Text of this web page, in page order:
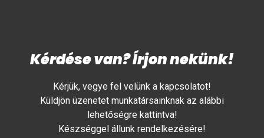
Kérdése van? Írjon nekünk!
Kérjük, vegye fel velünk a kapcsolatot!
Küldjön üzenetet munkatársainknak az alábbi
lehetőségre kattintva!
Készséggel állunk rendelkezésére!